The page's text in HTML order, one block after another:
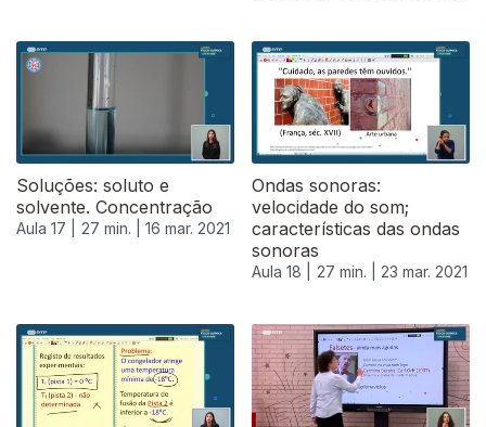
Soluções: soluto e
solvente. Concentração
Aula 17 | 27 min. | 16 mar. 2021
Ondas sonoras:
velocidade do som;
características das ondas
sonoras
Aula 18 | 27 min. | 23 mar. 2021